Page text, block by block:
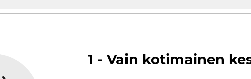
1 - Vain kotimainen